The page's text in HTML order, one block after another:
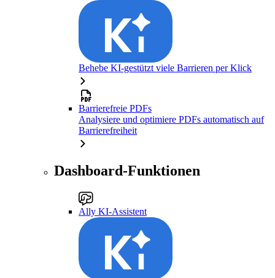
Behebe KI-gestützt viele Barrieren per Klick
Barrierefreie PDFs
Analysiere und optimiere PDFs automatisch auf
Barrierefreiheit
Dashboard-Funktionen
Ally KI-Assistent